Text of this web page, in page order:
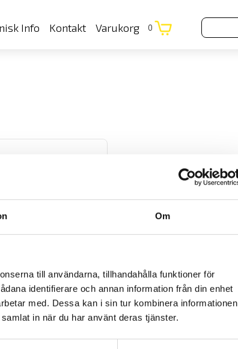
Om
till användarna, tillhandahålla funktioner för
identifierare och annan information från din enhet
med. Dessa kan i sin tur kombinera informationen
in när du har använt deras tjänster.
Info Kontakt Varukorg 0
mätsatser
kr
kr
LÄS MER